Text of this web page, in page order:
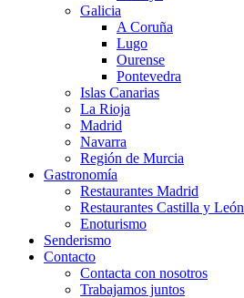
Galicia
A Coruña
Lugo
Ourense
Pontevedra
Islas Canarias
La Rioja
Madrid
Navarra
Región de Murcia
Gastronomía
Restaurantes Madrid
Restaurantes Castilla y León
Enoturismo
Senderismo
Contacto
Contacta con nosotros
Trabajamos juntos